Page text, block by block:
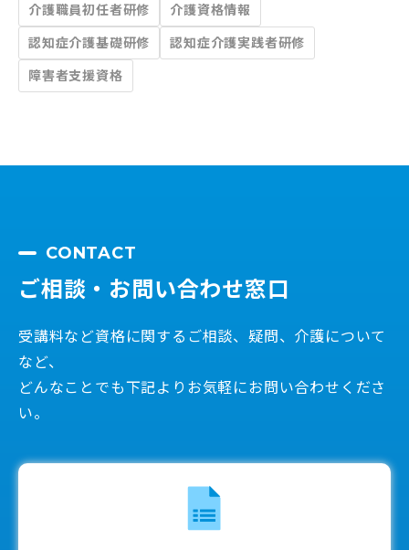
介護職員初任者研修
介護資格情報
認知症介護基礎研修
認知症介護実践者研修
障害者支援資格
CONTACT
ご相談・お問い合わせ窓口
受講料など資格に関するご相談、疑問、介護について
など、
どんなことでも下記よりお気軽にお問い合わせくださ
い。